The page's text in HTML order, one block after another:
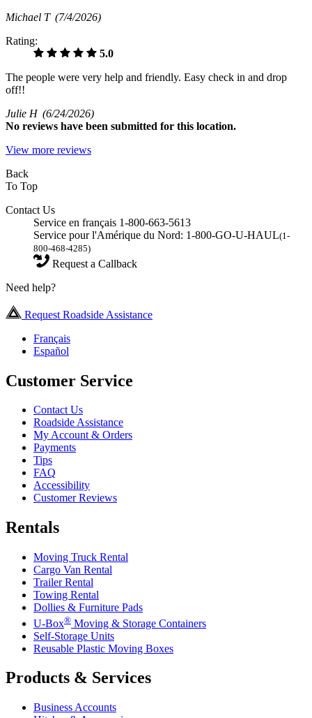
Michael T (7/4/2026)
Rating:
5.0
The people were very help and friendly. Easy check in and drop
off!!
Julie H (6/24/2026)
No reviews have been submitted for this location.
View more reviews
Back
To Top
Contact Us
Service en français 1-800-663-5613
Service pour l'Amérique du Nord: 1-800-GO-U-HAUL(1-
800-468-4285)
Request a Callback
Need help?
Request Roadside Assistance
Français
Español
Customer Service
Contact Us
Roadside Assistance
My Account & Orders
Payments
Tips
FAQ
Accessibility
Customer Reviews
Rentals
Moving Truck Rental
Cargo Van Rental
Trailer Rental
Towing Rental
Dollies & Furniture Pads
U-Box® Moving & Storage Containers
Self-Storage Units
Reusable Plastic Moving Boxes
Products & Services
Business Accounts